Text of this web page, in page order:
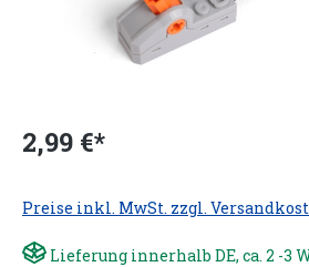
2,99 €*
Preise inkl. MwSt. zzgl.
Lieferung innerhalb DE, ca. 2 -3